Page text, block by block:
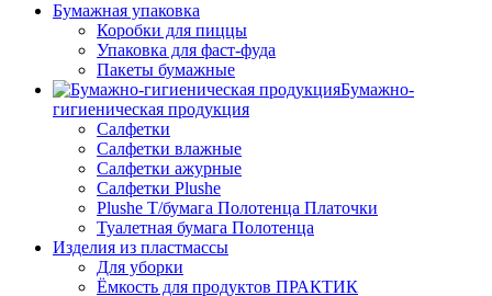
Бумажная упаковка
Коробки для пиццы
Упаковка для фаст-фуда
Пакеты бумажные
Бумажно-
гигиеническая продукция
Салфетки
Салфетки влажные
Салфетки ажурные
Салфетки Plushe
Plushe Т/бумага Полотенца Платочки
Туалетная бумага Полотенца
Изделия из пластмассы
Для уборки
Ёмкость для продуктов ПРАКТИК